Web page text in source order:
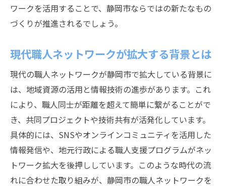
ワークを活用することで、静岡市ならではの新たなもの
づくりが推進されるでしょう。
現代職人ネットワークが拡大する背景とは
現代の職人ネットワークが静岡市で拡大している背景に
は、地域資源の活用と情報技術の進歩があります。これ
により、職人同士が距離を超えて簡単に繋がることがで
き、共同プロジェクトや技術共有が活発化しています。
具体的には、SNSやオンラインコミュニティを活用した
情報発信や、地元行政による職人支援プログラムがネッ
トワーク拡大を後押ししています。このような時代の流
れに合わせた取り組みが、静岡市の職人ネットワークを